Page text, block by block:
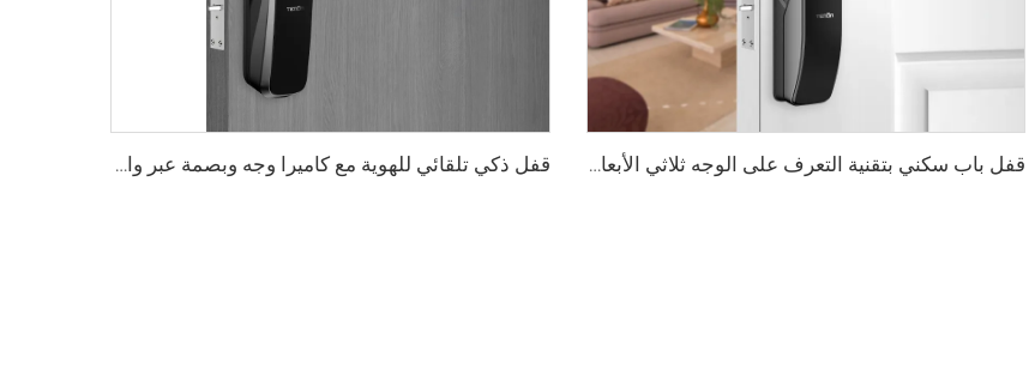
قفل باب سكني بتقنية التعرف على الوجه ثلاثي الأبعاد والبصمة Tenon A6 Pro قفل ذكي تلقائي للهوية مع كاميرا وجه وبصمة عبر واي فاي Tuya Tenon A9 Pro